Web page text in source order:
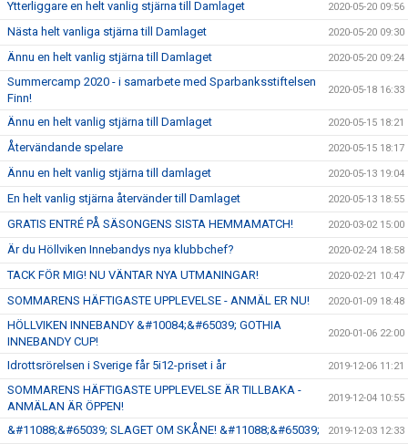
Ytterliggare en helt vanlig stjärna till Damlaget 2020-05-20 09:56
Nästa helt vanliga stjärna till Damlaget 2020-05-20 09:30
Ännu en helt vanlig stjärna till Damlaget 2020-05-20 09:24
Summercamp 2020 - i samarbete med Sparbanksstiftelsen
Finn!
2020-05-18 16:33
Ännu en helt vanlig stjärna till Damlaget 2020-05-15 18:21
Återvändande spelare 2020-05-15 18:17
Ännu en helt vanlig stjärna till damlaget 2020-05-13 19:04
En helt vanlig stjärna återvänder till Damlaget 2020-05-13 18:55
GRATIS ENTRÉ PÅ SÄSONGENS SISTA HEMMAMATCH! 2020-03-02 15:00
Är du Höllviken Innebandys nya klubbchef? 2020-02-24 18:58
TACK FÖR MIG! NU VÄNTAR NYA UTMANINGAR! 2020-02-21 10:47
SOMMARENS HÄFTIGASTE UPPLEVELSE - ANMÄL ER NU! 2020-01-09 18:48
HÖLLVIKEN INNEBANDY &#10084;&#65039; GOTHIA
INNEBANDY CUP!
2020-01-06 22:00
Idrottsrörelsen i Sverige får 5i12-priset i år 2019-12-06 11:21
SOMMARENS HÄFTIGASTE UPPLEVELSE ÄR TILLBAKA -
ANMÄLAN ÄR ÖPPEN!
2019-12-04 10:55
&#11088;&#65039; SLAGET OM SKÅNE! &#11088;&#65039; 2019-12-03 12:33